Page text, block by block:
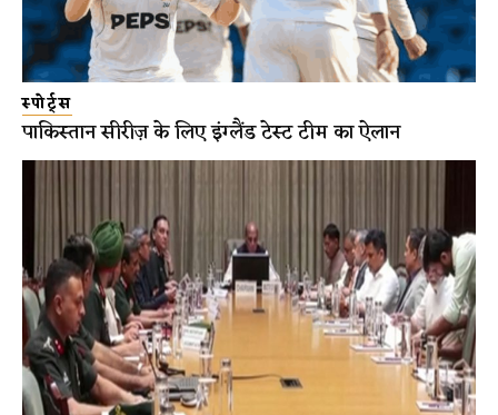
स्पोर्ट्स
पाकिस्तान सीरीज़ के लिए इंग्लैंड टेस्ट टीम का ऐलान